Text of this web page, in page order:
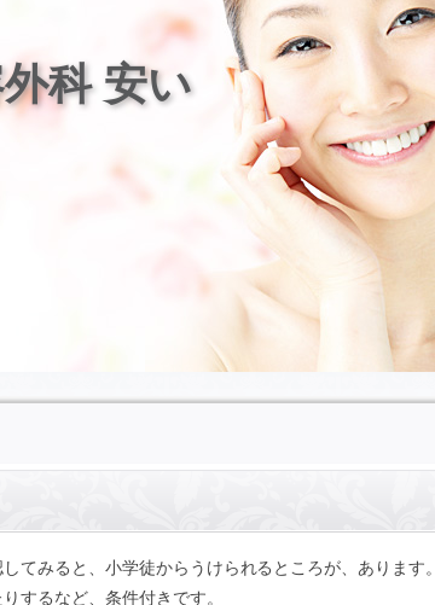
科 安い
てみると、小学徒からうけられるところが、あります。
するなど、条件付きです。